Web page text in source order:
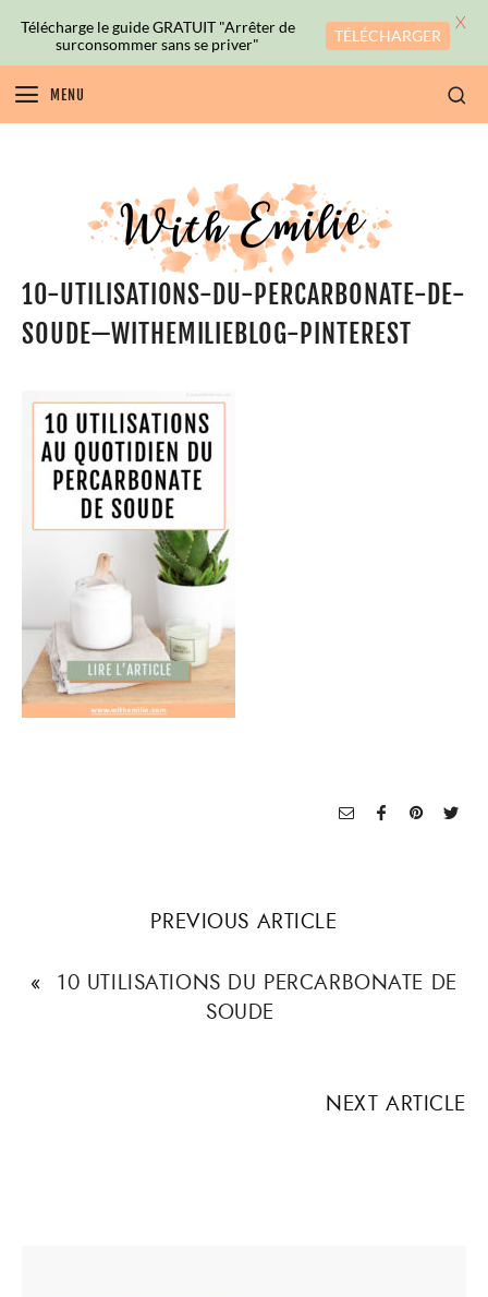
MENU
10-UTILISATIONS-DU-PERCARBONATE-DE-
SOUDE—WITHEMILIEBLOG-PINTEREST
PREVIOUS ARTICLE
« 10 UTILISATIONS DU PERCARBONATE DE
SOUDE
NEXT ARTICLE
Télécharge le guide GRATUIT "Arrêter de
surconsommer sans se priver"
TÉLÉCHARGER
X